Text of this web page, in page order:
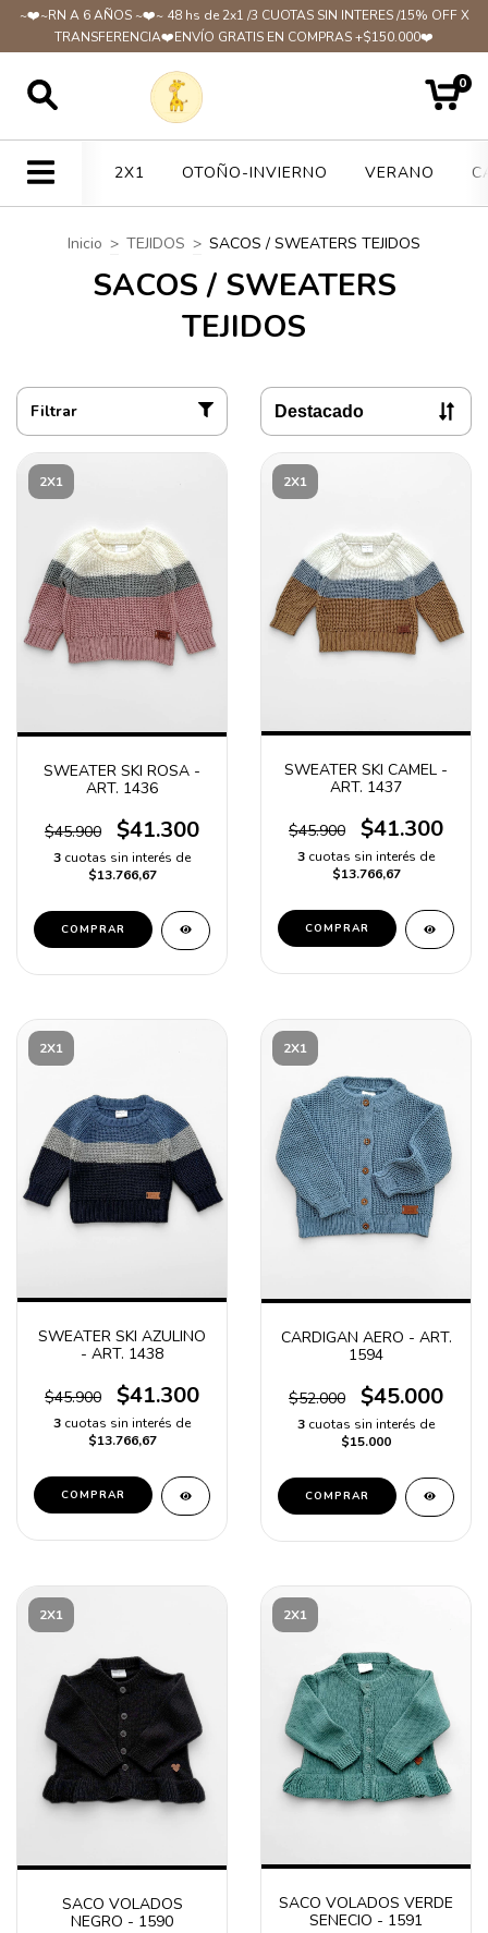
~❤️~RN A 6 AÑOS ~❤️~ 48 hs de 2x1 /3 CUOTAS SIN INTERES /15% OFF X
TRANSFERENCIA❤️ENVÍO GRATIS EN COMPRAS +$150.000❤️
0
2X1 OTOÑO-INVIERNO VERANO
Inicio > TEJIDOS > SACOS / SWEATERS TEJIDOS
SACOS / SWEATERS
TEJIDOS
Filtrar
2X1
SWEATER SKI ROSA -
ART. 1436
$45.900 $41.300
3 cuotas sin interés de
$13.766,67
COMPRAR
2X1
SWEATER SKI CAMEL -
ART. 1437
$45.900 $41.300
3 cuotas sin interés de
$13.766,67
COMPRAR
2X1
SWEATER SKI AZULINO
- ART. 1438
$45.900 $41.300
3 cuotas sin interés de
$13.766,67
COMPRAR
2X1
CARDIGAN AERO - ART.
1594
$52.000 $45.000
3 cuotas sin interés de
$15.000
COMPRAR
2X1
SACO VOLADOS
NEGRO - 1590
2X1
SACO VOLADOS VERDE
SENECIO - 1591